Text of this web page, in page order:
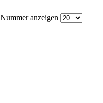
Nummer anzeigen